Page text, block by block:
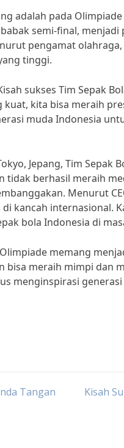
adalah pada
semi-final,
pengamat
tinggi.
sukses Tim Sepak
kita bisa meraih
muda Indonesia
Jepang, Tim Sepak
berhasil meraih
Menurut
kancah internasional.
bola Indonesia di
memang
bisa meraih mimpi dan
menginspirasi
Tangan
Kisah